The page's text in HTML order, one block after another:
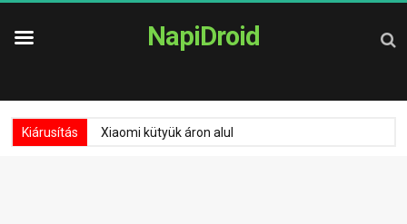
NapiDroid
Kiárusítás Xiaomi kütyük áron alul